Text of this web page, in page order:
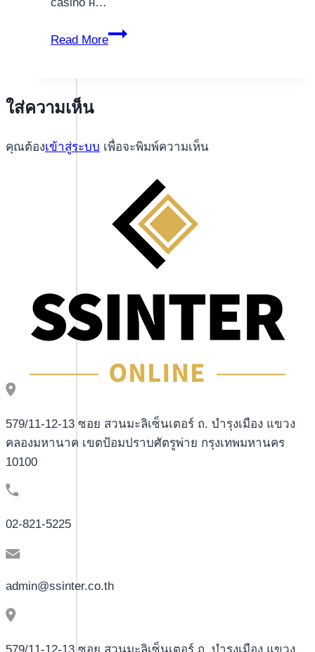
Read More
Вавада
ใส่ความเห็น
คุณต้องเข้าสู่ระบบ เพื่อจะพิมพ์ความเห็น
579/11-12-13 ซอย สวนมะลิเซ็นเตอร์ ถ. บำรุงเมือง แขวง
คลองมหานาค เขตป้อมปราบศัตรูพ่าย กรุงเทพมหานคร
10100
02-821-5225
admin@ssinter.co.th